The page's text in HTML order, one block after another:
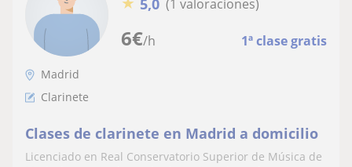
6€/h 1ª clase gratis
(1 valoraciones)
Madrid
Clarinete
Clases de clarinete en Madrid a domicilio
Licenciado en Real Conservatorio Superior de Música de